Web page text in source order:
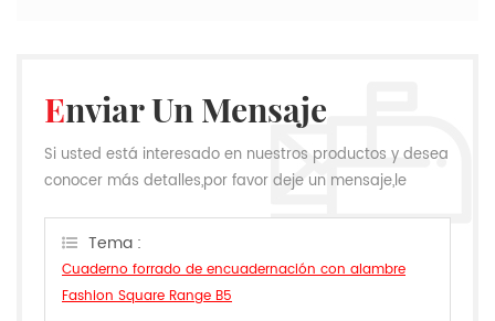
Enviar Un Mensaje
Si usted está interesado en nuestros productos y desea
conocer más detalles,por favor deje un mensaje,le
Tema :
Cuaderno forrado de encuadernación con alambre
Fashion Square Range B5